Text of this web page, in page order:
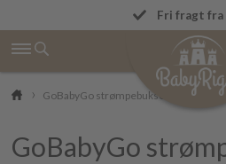
Fri fragt fra
Fremragende på
GoBabyGo strømpebukser
GoBabyGo